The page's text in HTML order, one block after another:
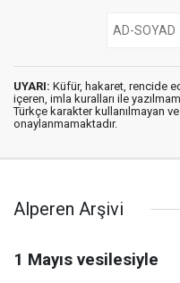
UYARI: Küfür, hakaret, rencide
içeren, imla kuralları ile
Türkçe karakter kullanılmayan
onaylanmamaktadır.
Alperen Arşivi
1 Mayıs vesilesiyle